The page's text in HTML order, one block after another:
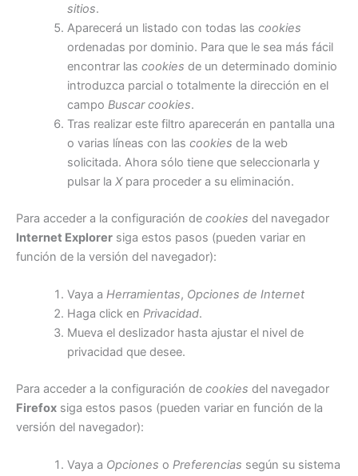
sitios.
Aparecerá un listado con todas las cookies
ordenadas por dominio. Para que le sea más fácil
encontrar las cookies de un determinado dominio
introduzca parcial o totalmente la dirección en el
campo Buscar cookies.
Tras realizar este filtro aparecerán en pantalla una
o varias líneas con las cookies de la web
solicitada. Ahora sólo tiene que seleccionarla y
pulsar la Xpara proceder a su eliminación.
Para acceder a la configuración de cookies del navegador
Internet Explorer siga estos pasos (pueden variar en
función de la versión del navegador):
Vaya a Herramientas, Opciones de Internet
Haga click en Privacidad.
Mueva el deslizador hasta ajustar el nivel de
privacidad que desee.
Para acceder a la configuración de cookies del navegador
Firefox siga estos pasos (pueden variar en función de la
versión del navegador):
Vaya a Opciones o Preferencias según su sistema